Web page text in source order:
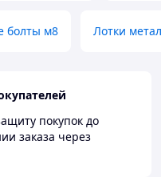
цинковое.
мм
мм
болты м8 Лотки
покупок до
заказа через